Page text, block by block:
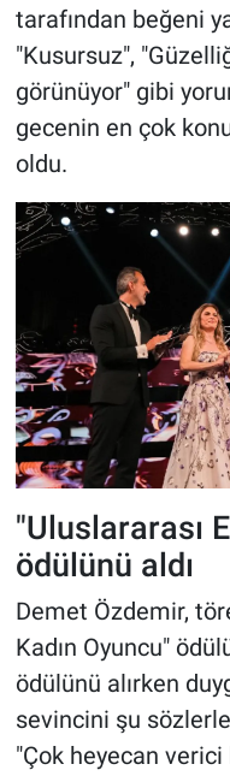
tarafından beğeni
"Kusursuz",
görünüyor" gibi
gecenin en çok
oldu.
"Uluslararası
ödülünü aldı
Demet Özdemir,
Kadın Oyuncu"
ödülünü alırken
sevincini şu
"Çok heyecan